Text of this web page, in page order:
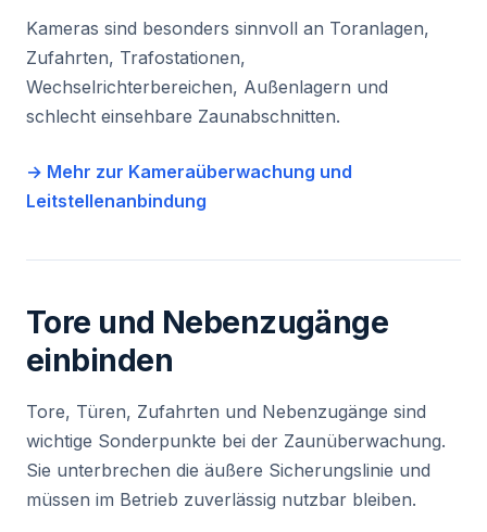
Kameras sind besonders sinnvoll an Toranlagen,
Zufahrten, Trafostationen,
Wechselrichterbereichen, Außenlagern und
schlecht einsehbare Zaunabschnitten.
→ Mehr zur Kameraüberwachung und
Leitstellenanbindung
Tore und Nebenzugänge
einbinden
Tore, Türen, Zufahrten und Nebenzugänge sind
wichtige Sonderpunkte bei der Zaunüberwachung.
Sie unterbrechen die äußere Sicherungslinie und
müssen im Betrieb zuverlässig nutzbar bleiben.